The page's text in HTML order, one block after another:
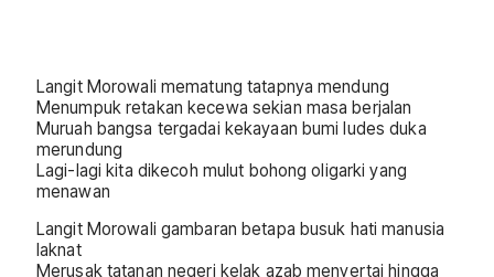
Langit Morowali mematung tatapnya mendung
Menumpuk retakan kecewa sekian masa berjalan
Muruah bangsa tergadai kekayaan bumi ludes duka
merundung
Lagi-lagi kita dikecoh mulut bohong oligarki yang
menawan
Langit Morowali gambaran betapa busuk hati manusia
laknat
Merusak tatanan negeri kelak azab menyertai hingga